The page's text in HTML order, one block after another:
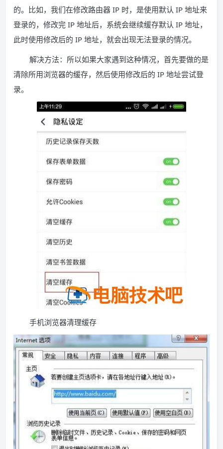
的。比如，我们在修改路由器 IP 时，是使用默认 IP 地址来
登录的，修改完 IP 地址后，系统会继续缓存默认 IP 地址，
此时使用修改后的 IP 地址，就会出现无法登录的情况。
解决方法：所以如果大家遇到这种情况，首先要做的是
清除所用浏览器的缓存，然后使用修改后的 IP 地址尝试登
录。
手机浏览器清理缓存